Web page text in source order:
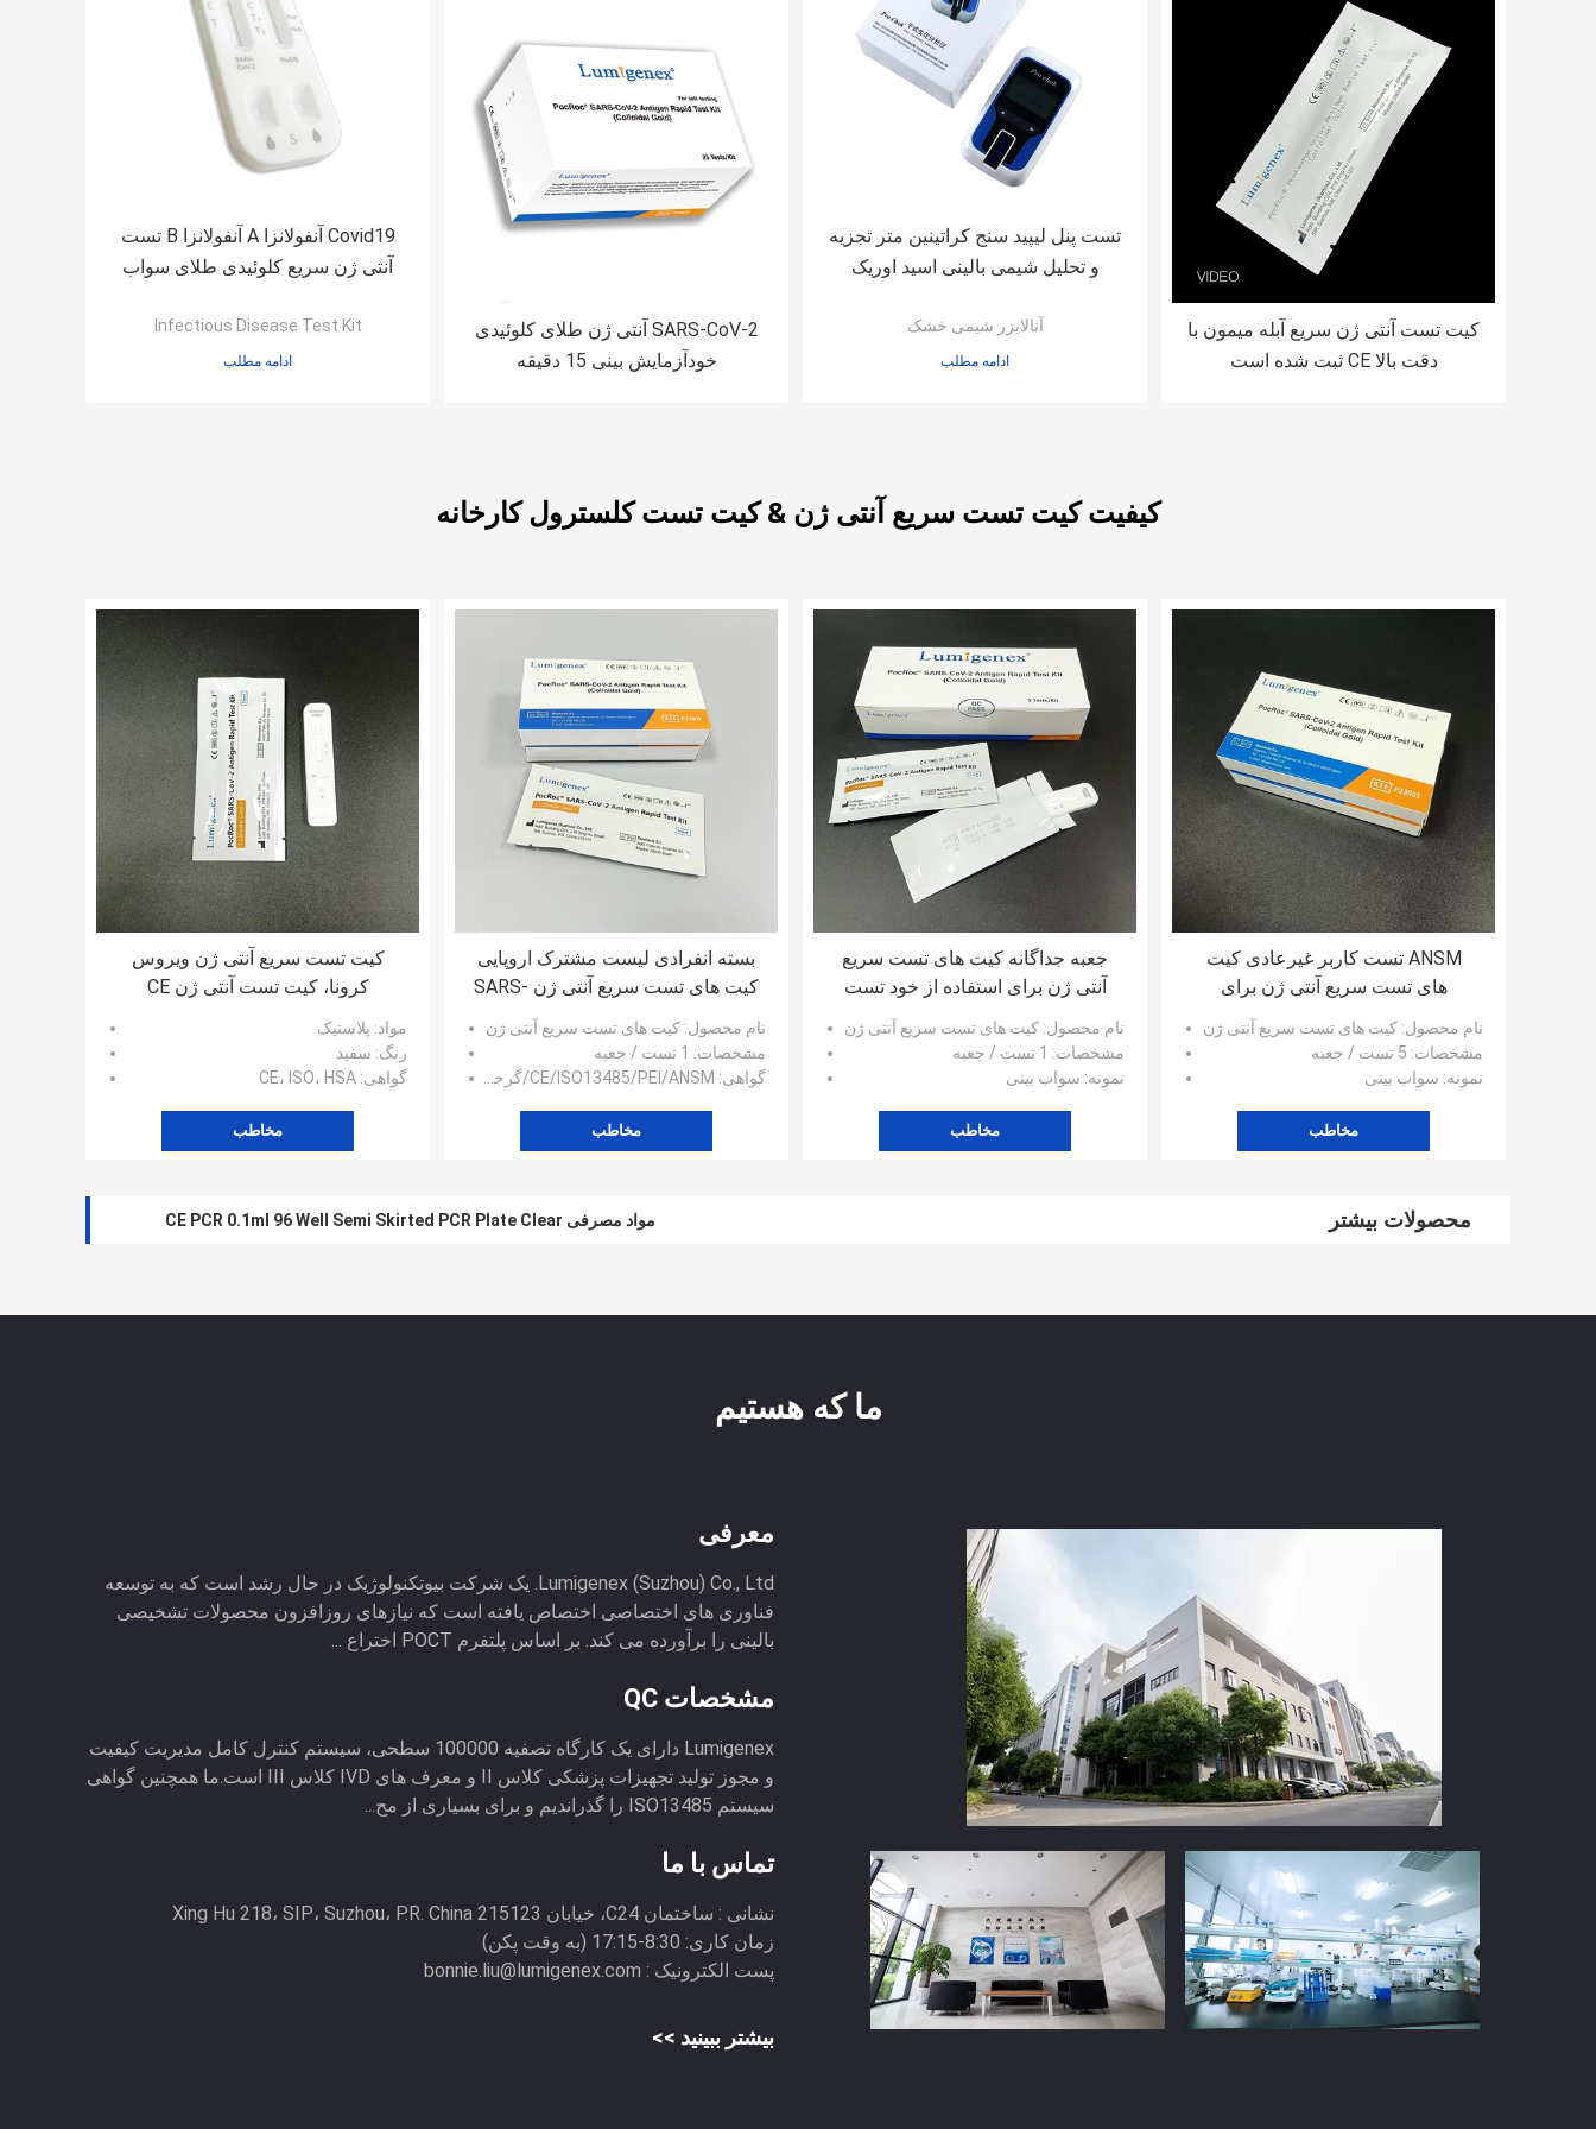
Covid19 آنفولانزا A آنفولانزا B تست
آنتی ژن سریع کلوئیدی طلای سواب
Infectious Disease Test Kit
ادامه مطلب
SARS-CoV-2 آنتی ژن طلای کلوئیدی
خودآزمایش بینی 15 دقیقه
تست پنل لیپید سنج کراتینین متر تجزیه
و تحلیل شیمی بالینی اسید اوریک
آنالایزر شیمی خشک
ادامه مطلب
کیت تست آنتی ژن سریع آبله میمون با
دقت بالا CE ثبت شده است
کیفیت کیت تست سریع آنتی ژن & کیت تست کلسترول کارخانه
کیت تست سریع آنتی ژن ویروس
کرونا، کیت تست آنتی ژن CE
مواد: پلاستیک
رنگ: سفید
گواهی: CE، ISO، HSA
مخاطب
بسته انفرادی لیست مشترک اروپایی
کیت های تست سریع آنتی ژن SARS-
CoV-2
نام محصول: کیت های تست سریع آنتی ژن
مشخصات: 1 تست / جعبه
گواهی: CE/ISO13485/PEI/ANSM/گرجستان/لیست مشترک اتحادیه اروپا
مخاطب
جعبه جداگانه کیت های تست سریع
آنتی ژن برای استفاده از خود تست
Covid19
نام محصول: کیت های تست سریع آنتی ژن
مشخصات: 1 تست / جعبه
نمونه: سواب بینی
مخاطب
ANSM تست کاربر غیرعادی کیت
های تست سریع آنتی ژن برای
Covid19 را تایید کرد
نام محصول: کیت های تست سریع آنتی ژن
مشخصات: 5 تست / جعبه
نمونه: سواب بینی
مخاطب
محصولات بیشتر مواد مصرفی CE PCR 0.1ml 96 Well Semi Skirted PCR Plate Clearمواد مصرفی Full Skirt PCR 0.1ml UV Transparent 96 Well Plate یکبار مصرف
ما که هستیم
معرفی
Lumigenex (Suzhou) Co., Ltd. یک شرکت بیوتکنولوژیک در حال رشد است که به توسعه
فناوری های اختصاصی اختصاص یافته است که نیازهای روزافزون محصولات تشخیصی
بالینی را برآورده می کند. بر اساس پلتفرم POCT اختراع ...
مشخصات QC
Lumigenex دارای یک کارگاه تصفیه 100000 سطحی، سیستم کنترل کامل مدیریت کیفیت
و مجوز تولید تجهیزات پزشکی کلاس II و معرف های IVD کلاس III است.ما همچنین گواهی
سیستم ISO13485 را گذراندیم و برای بسیاری از مح...
تماس با ما
نشانی : ساختمان C24، خیابان Xing Hu 218، SIP، Suzhou، P.R. China 215123
زمان کاری:
پست الکترونیک : bonnie.liu@lumigenex.com
بیشتر ببینید >>